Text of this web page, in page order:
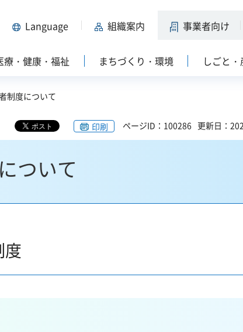
Language 組織案内 事業者向け
療・健康・福祉 まちづくり・環境 しごと
制度について
印刷 ページID：100286 更新日：
ついて
度